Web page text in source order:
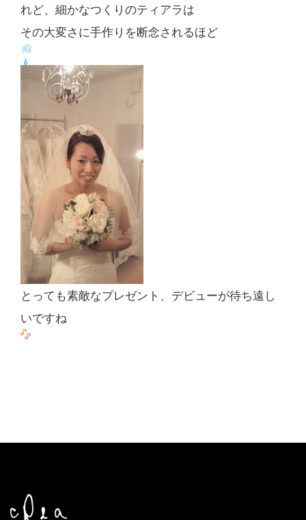
れど、細かなつくりのティアラは
その大変さに手作りを断念されるほど
とっても素敵なプレゼント、デビューが待ち遠し
いですね